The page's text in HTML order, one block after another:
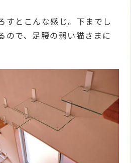
すとこんな感じ。下までし
ので、足腰の弱い猫さまに